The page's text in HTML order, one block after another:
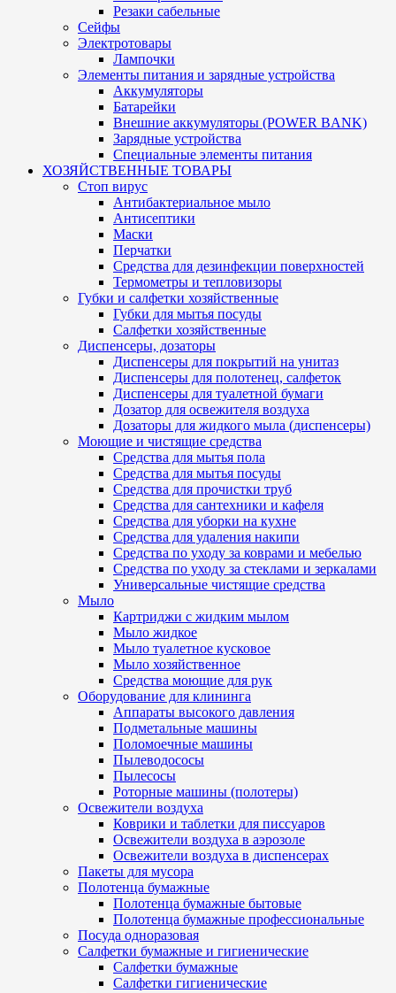
Резаки сабельные
Сейфы
Электротовары
Лампочки
Элементы питания и зарядные устройства
Аккумуляторы
Батарейки
Внешние аккумуляторы (POWER BANK)
Зарядные устройства
Специальные элементы питания
ХОЗЯЙСТВЕННЫЕ ТОВАРЫ
Стоп вирус
Антибактериальное мыло
Антисептики
Маски
Перчатки
Средства для дезинфекции поверхностей
Термометры и тепловизоры
Губки и салфетки хозяйственные
Губки для мытья посуды
Салфетки хозяйственные
Диспенсеры, дозаторы
Диспенсеры для покрытий на унитаз
Диспенсеры для полотенец, салфеток
Диспенсеры для туалетной бумаги
Дозатор для освежителя воздуха
Дозаторы для жидкого мыла (диспенсеры)
Моющие и чистящие средства
Средства для мытья пола
Средства для мытья посуды
Средства для прочистки труб
Средства для сантехники и кафеля
Средства для уборки на кухне
Средства для удаления накипи
Средства по уходу за коврами и мебелью
Средства по уходу за стеклами и зеркалами
Универсальные чистящие средства
Мыло
Картриджи с жидким мылом
Мыло жидкое
Мыло туалетное кусковое
Мыло хозяйственное
Средства моющие для рук
Оборудование для клининга
Аппараты высокого давления
Подметальные машины
Поломоечные машины
Пылеводососы
Пылесосы
Роторные машины (полотеры)
Освежители воздуха
Коврики и таблетки для писсуаров
Освежители воздуха в аэрозоле
Освежители воздуха в диспенсерах
Пакеты для мусора
Полотенца бумажные
Полотенца бумажные бытовые
Полотенца бумажные профессиональные
Посуда одноразовая
Салфетки бумажные и гигиенические
Салфетки бумажные
Салфетки гигиенические